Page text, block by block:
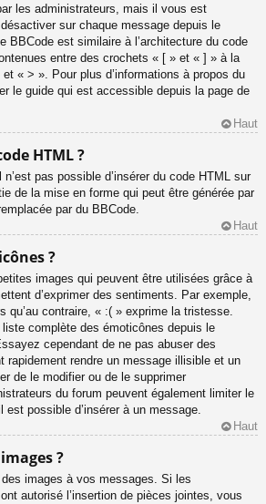
les administrateurs, mais il vous est
sur chaque message depuis le
BBCode est similaire à l’architecture du code
entre des crochets « [ » et « ] » à la
« > ». Pour plus d’informations à propos du
le guide qui est accessible depuis la page de
Haut
HTML ?
pas possible d’insérer du code HTML sur
de la mise en forme qui peut être générée par
par du BBCode.
Haut
?
images qui peuvent être utilisées grâce à
d’exprimer des sentiments. Par exemple,
qu’au contraire, « :( » exprime la tristesse.
complète des émoticônes depuis le
cependant de ne pas abuser des
rapidement rendre un message illisible et un
de le modifier ou de le supprimer
du forum peuvent également limiter le
est possible d’insérer à un message.
Haut
?
images à vos messages. Si les
autorisé l’insertion de pièces jointes, vous